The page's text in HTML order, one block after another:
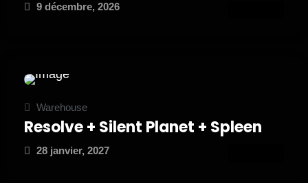
9 décembre, 2026
Warehouse
Resolve + Silent Planet + Spleen
28 janvier, 2027